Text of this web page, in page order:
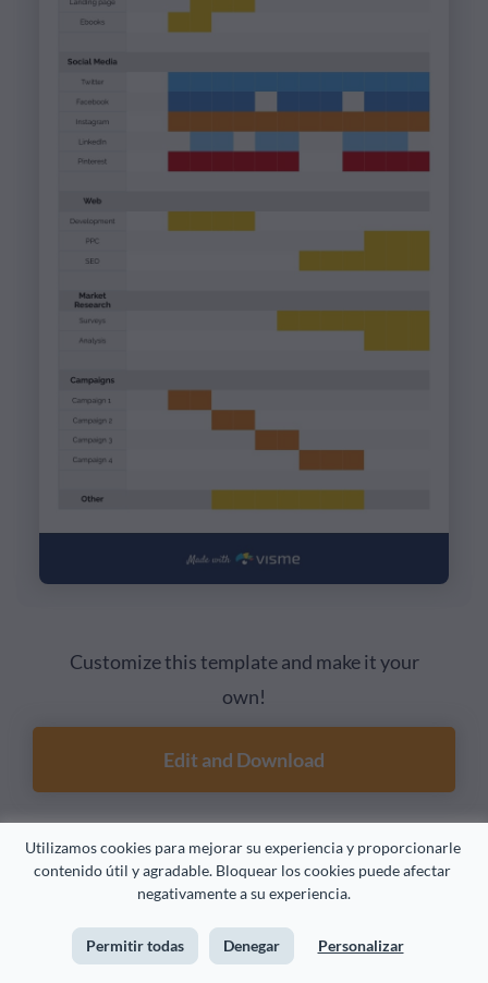
Utilizamos cookies para mejorar su experiencia y proporcionarle
contenido útil y agradable. Bloquear los cookies puede afectar
negativamente a su experiencia.
Permitir todas Denegar Personalizar
Customize this template and make it your
own!
Edit and Download
4. Diagrama para organizaciones sin fines de
Esta plantilla presenta un gráfico de Gantt un poco menos